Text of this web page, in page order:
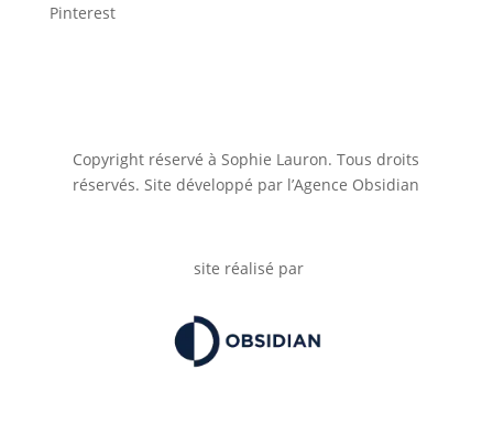
Pinterest
Copyright réservé à Sophie Lauron. Tous droits
réservés. Site développé par l’Agence Obsidian
site réalisé par